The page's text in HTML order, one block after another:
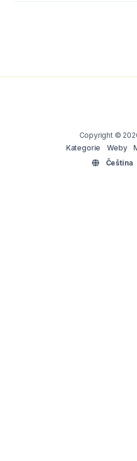
Copyright ©
Kategorie
Weby
Čeština